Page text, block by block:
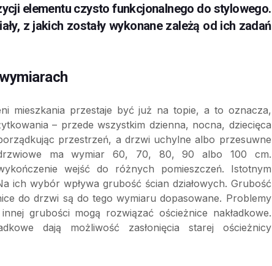
elementu czysto funkcjonalnego do stylowego.
z jakich zostały wykonane zależą od ich zadań
mieszkania przestaje być już na topie, a to oznacza,
– przede wszystkim dzienna, nocna, dziecięca
przestrzeń, a drzwi uchylne albo przesuwne
drzwiowe ma wymiar 60, 70, 80, 90 albo 100 cm.
wejść do różnych pomieszczeń. Istotnym
ich wybór wpływa grubość ścian działowych. Grubość
do drzwi są do tego wymiaru dopasowane. Problemy
grubości mogą rozwiązać ościeżnice nakładkowe.
dają możliwość zasłonięcia starej ościeżnicy